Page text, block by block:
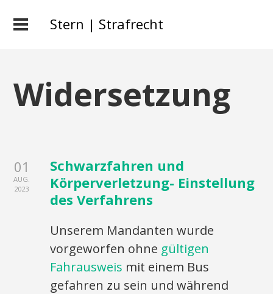
Stern | Strafrecht
Widersetzung
01
AUG.
2023
Schwarzfahren und
Körperverletzung- Einstellung
des Verfahrens
Unserem Mandanten wurde
vorgeworfen ohne gültigen
Fahrausweis mit einem Bus
gefahren zu sein und während